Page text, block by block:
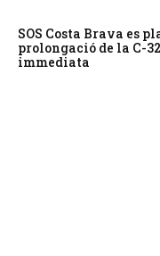
SOS Costa Brava es
prolongació de la C-
immediata